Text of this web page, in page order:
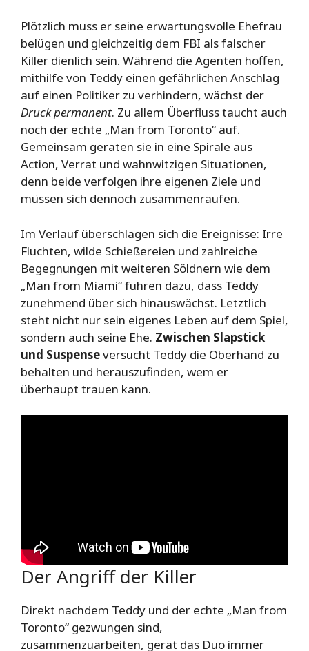
Plötzlich muss er seine erwartungsvolle Ehefrau
belügen und gleichzeitig dem FBI als falscher
Killer dienlich sein. Während die Agenten hoffen,
mithilfe von Teddy einen gefährlichen Anschlag
auf einen Politiker zu verhindern, wächst der
Druck permanent. Zu allem Überfluss taucht auch
noch der echte „Man from Toronto“ auf.
Gemeinsam geraten sie in eine Spirale aus
Action, Verrat und wahnwitzigen Situationen,
denn beide verfolgen ihre eigenen Ziele und
müssen sich dennoch zusammenraufen.
Im Verlauf überschlagen sich die Ereignisse: Irre
Fluchten, wilde Schießereien und zahlreiche
Begegnungen mit weiteren Söldnern wie dem
„Man from Miami“ führen dazu, dass Teddy
zunehmend über sich hinauswächst. Letztlich
steht nicht nur sein eigenes Leben auf dem Spiel,
sondern auch seine Ehe. Zwischen Slapstick
und Suspenseversucht Teddy die Oberhand zu
behalten und herauszufinden, wem er
überhaupt trauen kann.
Der Angriff der Killer
Direkt nachdem Teddy und der echte „Man from
Toronto“ gezwungen sind,
zusammenzuarbeiten, gerät das Duo immer